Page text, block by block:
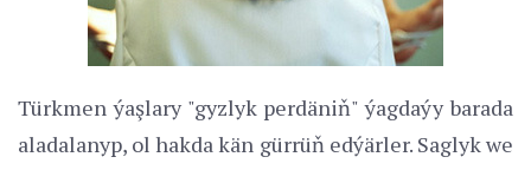
Türkmen ýaşlary "gyzlyk perdäniň" ýagdaýy barada
aladalanyp, ol hakda kän gürrüň edýärler. Saglyk we